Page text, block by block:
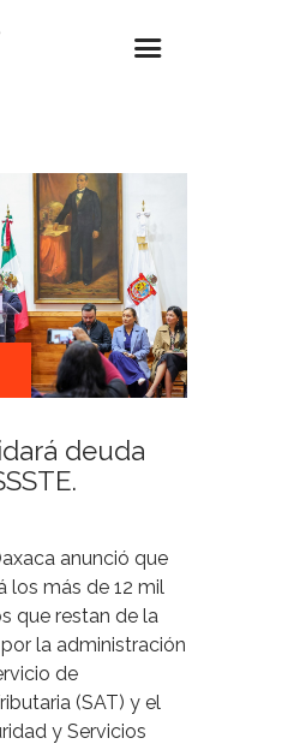
deuda
anunció que
los más de 12 mil
que restan de la
la administración
de
(SAT) y el
y Servicios